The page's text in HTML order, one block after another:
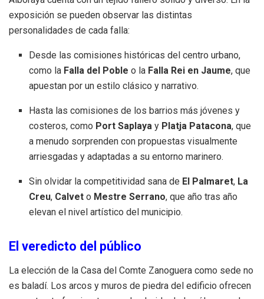
exposición se pueden observar las distintas
personalidades de cada falla:
Desde las comisiones históricas del centro urbano,
como la Falla del Poble o la Falla Rei en Jaume, que
apuestan por un estilo clásico y narrativo.
Hasta las comisiones de los barrios más jóvenes y
costeros, como Port Saplaya y Platja Patacona, que
a menudo sorprenden con propuestas visualmente
arriesgadas y adaptadas a su entorno marinero.
Sin olvidar la competitividad sana de El Palmaret, La
Creu, Calvet o Mestre Serrano, que año tras año
elevan el nivel artístico del municipio.
El veredicto del público
La elección de la Casa del Comte Zanoguera como sede no
es baladí. Los arcos y muros de piedra del edificio ofrecen